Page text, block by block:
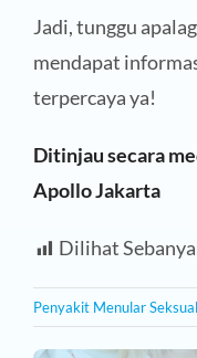
Jadi, tunggu
mendapat
terpercaya ya!
Ditinjau secara
Apollo Jakarta
Dilihat
Penyakit Menular Seksual